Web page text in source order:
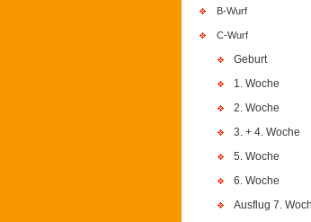
B-Wurf
C-Wurf
Geburt
1. Woche
2. Woche
3. + 4. Woche
5. Woche
6. Woche
Ausflug 7.